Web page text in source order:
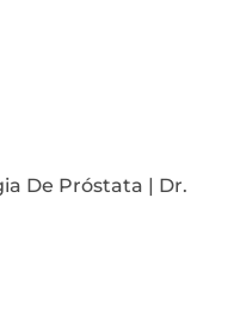
De Próstata | Dr.